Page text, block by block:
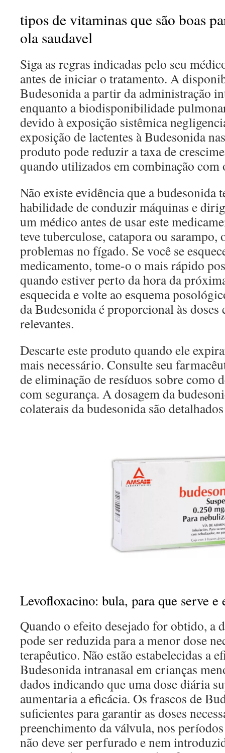
tipos de vitaminas que são boas
ola saudavel
Siga as regras indicadas pelo seu
antes de iniciar o tratamento. A
Budesonida a partir da administração
enquanto a biodisponibilidade
devido à exposição sistêmica
exposição de lactentes à Budesonida
produto pode reduzir a taxa de
quando utilizados em combinação com
Não existe evidência que a budesonida
habilidade de conduzir máquinas e
um médico antes de usar este
teve tuberculose, catapora ou sarampo,
problemas no fígado. Se você se
medicamento, tome-o o mais rápido
quando estiver perto da hora da
esquecida e volte ao esquema
da Budesonida é proporcional às doses
relevantes.
Descarte este produto quando ele
mais necessário. Consulte seu
de eliminação de resíduos sobre como
com segurança. A dosagem da
colaterais da budesonida são
Levofloxacino: bula, para que serve e
Quando o efeito desejado for obtido, a
pode ser reduzida para a menor dose
terapêutico. Não estão estabelecidas a
Budesonida intranasal em crianças
dados indicando que uma dose diária
aumentaria a eficácia. Os frascos de
suficientes para garantir as doses
preenchimento da válvula, nos
não deve ser perfurado e nem